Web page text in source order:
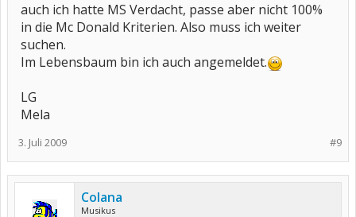
auch ich hatte MS Verdacht, passe aber nicht 100%
in die Mc Donald Kriterien. Also muss ich weiter
suchen.
Im Lebensbaum bin ich auch angemeldet.
LG
Mela
#9
3. Juli 2009
Colana
Musikus